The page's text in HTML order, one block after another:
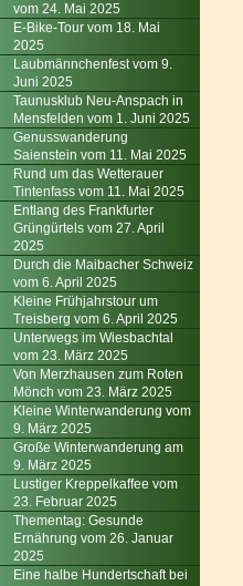
vom 24. Mai 2025
E-Bike-Tour vom 18. Mai
2025
Laubmännchenfest vom 9.
Juni 2025
Taunusklub Neu-Anspach in
Mensfelden vom 1. Juni 2025
Genusswanderung
Saienstein vom 11. Mai 2025
Rund um das Wetterauer
Tintenfass vom 11. Mai 2025
Entlang des Frankfurter
Grüngürtels vom 27. April
2025
Durch die Maibacher Schweiz
vom 6. April 2025
Kleine Frühjahrstour um
Treisberg vom 6. April 2025
Unterwegs im Wiesbachtal
vom 23. März 2025
Von Merzhausen zum Roten
Mönch vom 23. März 2025
Kleine Winterwanderung vom
9. März 2025
Große Winterwanderung am
9. März 2025
Lustiger Kreppelkaffee vom
23. Februar 2025
Thementag: Gesunde
Ernährung vom 26. Januar
2025
Eine halbe Hundertschaft bei